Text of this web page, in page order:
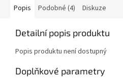
Popis Podobné (4) Diskuze
Detailní popis produktu
Popis produktu není dostupný
Doplňkové parametry